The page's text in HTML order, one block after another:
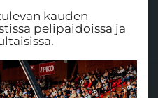
kauden
pelipaidoissa ja